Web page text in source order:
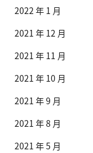
2022 年 1 月
2021 年 12 月
2021 年 11 月
2021 年 10 月
2021 年 9 月
2021 年 8 月
2021 年 5 月